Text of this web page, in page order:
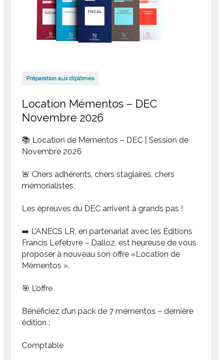
Préparation aux diplômes
Location Mémentos – DEC
Novembre 2026
📚 Location de Mémentos – DEC | Session de
Novembre 2026
🚨 Chers adhérents, chers stagiaires, chers
mémorialistes,
Les épreuves du DEC arrivent à grands pas !
➡️ L’ANECS LR, en partenariat avec les Éditions
Francis Lefebvre – Dalloz, est heureuse de vous
proposer à nouveau son offre «Location de
Mémentos ».
🎯 L’offre
Bénéficiez d’un pack de 7 mémentos – dernière
édition :
Comptable